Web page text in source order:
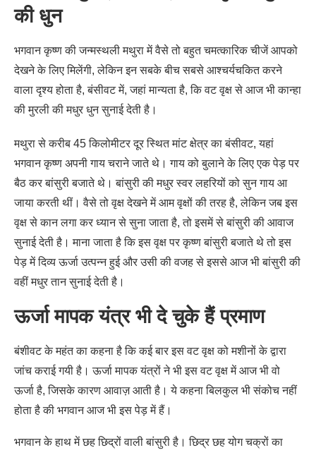
की धुन
भगवान कृष्ण की जन्मस्थली मथुरा में वैसे तो बहुत चमत्कारिक चीजें आपको
देखने के लिए मिलेंगी, लेकिन इन सबके बीच सबसे आश्चर्यचकित करने
वाला दृश्य होता है, बंसीवट में, जहां मान्यता है, कि वट वृक्ष से आज भी कान्हा
की मुरली की मधुर धुन सुनाई देती है।
मथुरा से करीब 45 किलोमीटर दूर स्थित मांट क्षेत्र का बंसीवट, यहां
भगवान कृष्ण अपनी गाय चराने जाते थे। गाय को बुलाने के लिए एक पेड़ पर
बैठ कर बांसुरी बजाते थे। बांसुरी की मधुर स्वर लहरियों को सुन गाय आ
जाया करती थीं। वैसे तो वृक्ष देखने में आम वृक्षों की तरह है, लेकिन जब इस
वृक्ष से कान लगा कर ध्यान से सुना जाता है, तो इसमें से बांसुरी की आवाज
सुनाई देती है। माना जाता है कि इस वृक्ष पर कृष्ण बांसुरी बजाते थे तो इस
पेड़ में दिव्य ऊर्जा उत्पन्न हुई और उसी की वजह से इससे आज भी बांसुरी की
वहीं मधुर तान सुनाई देती है।
ऊर्जा मापक यंत्र भी दे चुके हैं प्रमाण
बंशीवट के महंत का कहना है कि कई बार इस वट वृक्ष को मशीनों के द्वारा
जांच कराई गयी है। ऊर्जा मापक यंत्रों ने भी इस वट वृक्ष में आज भी वो
ऊर्जा है, जिसके कारण आवाज़ आती है। ये कहना बिलकुल भी संकोच नहीं
होता है की भगवान आज भी इस पेड़ में हैं।
भगवान के हाथ में छह छिद्रों वाली बांसुरी है। छिद्र छह योग चक्रों का